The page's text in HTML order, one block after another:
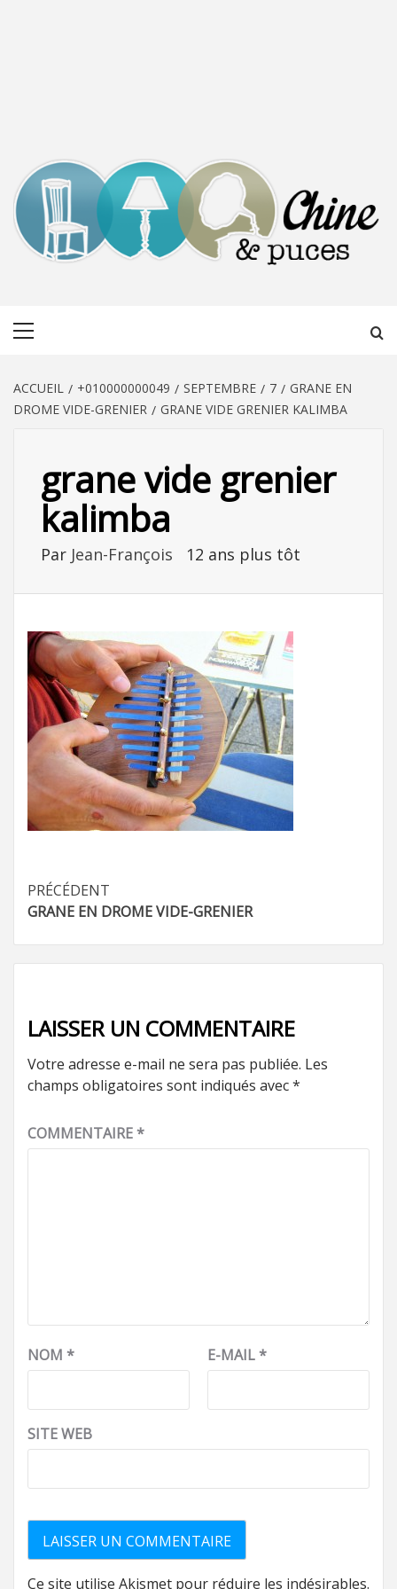
ACCUEIL +010000000049 SEPTEMBRE 7
GRANE EN
DROME VIDE-GRENIER
GRANE VIDE GRENIER KALIMBA
grane vide grenier
kalimba
Par Jean-François 12 ans plus tôt
Navigation
d’article
PRÉCÉDENT
GRANE EN DROME VIDE-GRENIER
LAISSER UN COMMENTAIRE
Votre adresse e-mail ne sera pas publiée. Les
champs obligatoires sont indiqués avec*
COMMENTAIRE*
NOM * E-MAIL*
SITE WEB
Ce site utilise Akismet pour réduire les indésirables.